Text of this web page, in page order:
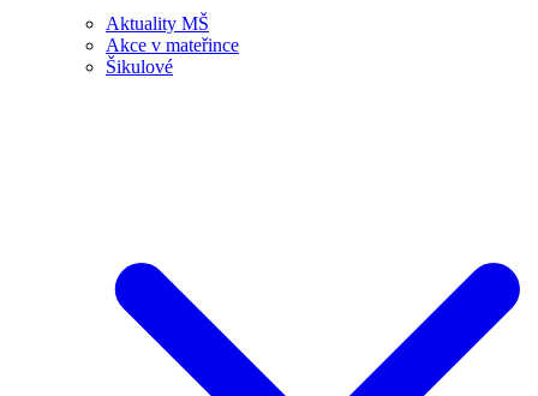
Aktuality MŠ
Akce v mateřince
Šikulové